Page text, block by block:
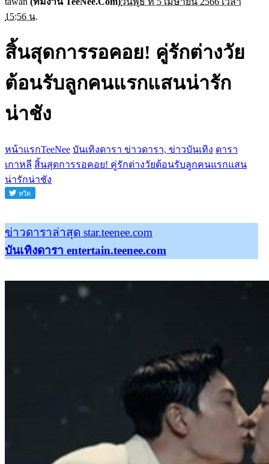
15:56 น.
สิ้นสุดการรอคอย! คู่รักต่างวัย
ต้อนรับลูกคนแรกแสนน่ารัก
น่าชัง
หน้าแรกTeeNee บันเทิงดารา ข่าวดารา, ข่าวบันเทิง ดารา
เกาหลี สิ้นสุดการรอคอย! คู่รักต่างวัยต้อนรับลูกคนแรกแสน
น่ารักน่าชัง
ข่าวดาราล่าสุด star.teenee.com
บันเทิงดารา entertain.teenee.com